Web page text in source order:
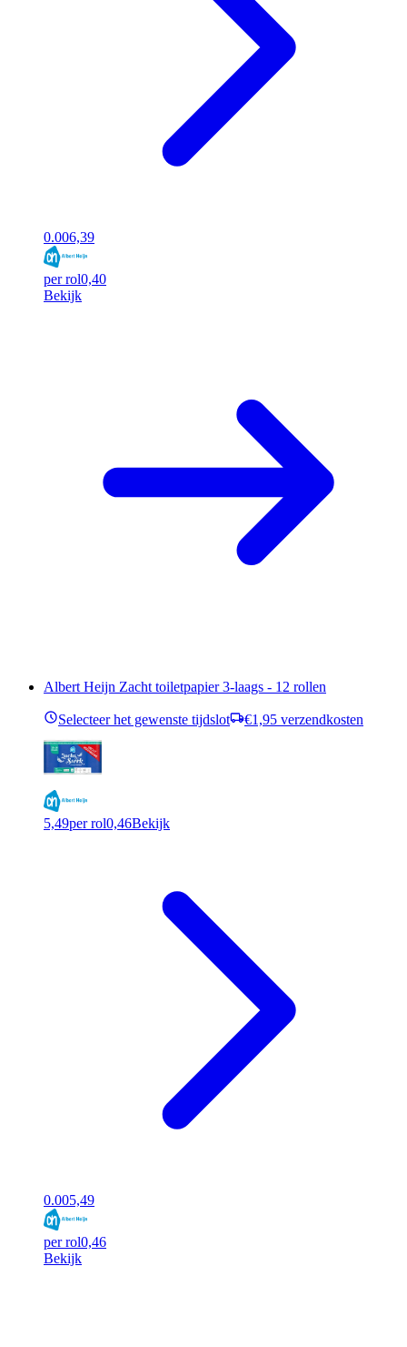
0.006,39
per rol0,40
Bekijk
Albert Heijn Zacht toiletpapier 3-laags - 12 rollen
Selecteer het gewenste tijdslot €1,95 verzendkosten
5,49per rol0,46Bekijk
0.005,49
per rol0,46
Bekijk